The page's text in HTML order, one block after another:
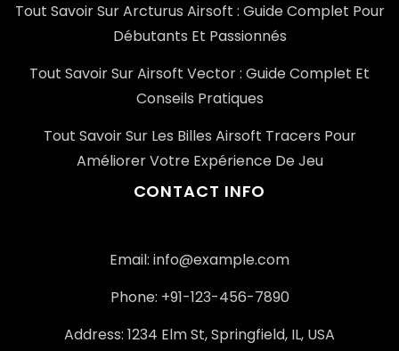
Tout Savoir Sur Arcturus Airsoft : Guide Complet Pour
Débutants Et Passionnés
Tout Savoir Sur Airsoft Vector : Guide Complet Et
Conseils Pratiques
Tout Savoir Sur Les Billes Airsoft Tracers Pour
Améliorer Votre Expérience De Jeu
CONTACT INFO
Email: info@example.com
Phone: +91-123-456-7890
Address: 1234 Elm St, Springfield, IL, USA